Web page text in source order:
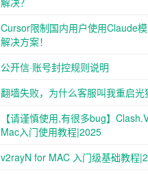
Cursor限制国内用户使用Claude
解决方案！
公开信·账号封控规则说明
翻墙失败，为什么客服叫我重启光
【请谨慎使用,有很多bug】
Mac入门使用教程|2025
v2rayN for MAC 入门级基础教程